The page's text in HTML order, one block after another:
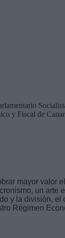
y Fiscal de
mayor valor
un arte
y la división, el
Régimen